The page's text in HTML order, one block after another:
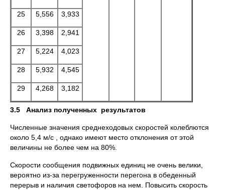
25 5,556 3,933
26 3,398 2,941
27 5,224 4,023
28 5,932 4,545
29 4,268 3,182
3.5 Анализ полученных результатов
Численные значения среднеходовых скоростей колеблются
около 5,4 м/с , однако имеют место отклонения от этой
величины не более чем на 80%.
Скорости сообщения подвижных единиц не очень велики,
вероятно из-за перегруженности перегона в обеденный
перерыв и наличия светофоров на нем. Повысить скорость